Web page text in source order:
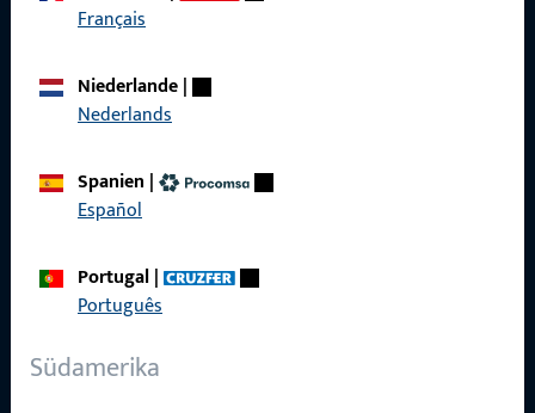
Français
Niederlande|
Nederlands
Spanien |
Español
Portugal|
Português
Südamerika
Allgemeines